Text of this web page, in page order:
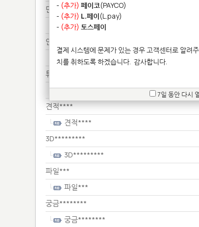
만약********************
만약********************
안녕***
안녕***
튜브*****
튜브*****
견적****
견적****
3D*********
3D*********
파일***
파일***
궁금********
궁금********
- (추가) 페이코(PAYCO)
- (추가) L.페이(L.pay)
- (추가) 토스페이
결제 시스템에 문제가 있는 경우 고객센터로 알려
치를 취하도록 하겠습니다. 감사합니다.
7일 동안 다시